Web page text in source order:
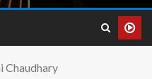
Chaudhary